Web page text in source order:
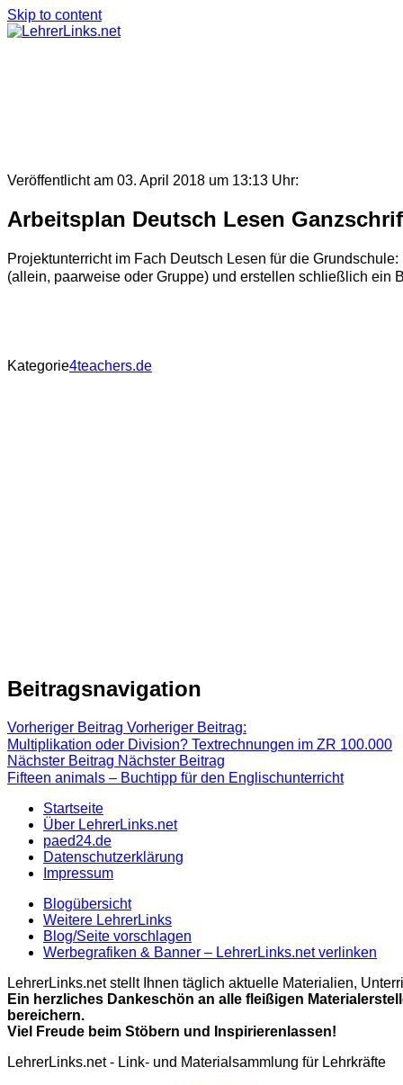
Skip to content
Veröffentlicht am 03. April 2018 um 13:13 Uhr:
Arbeitsplan Deutsch Lesen
Projektunterricht im Fach Deutsch Lesen für die
(allein, paarweise oder Gruppe) und erstellen schließlich ein
Kategorie4teachers.de
Beitragsnavigation
Vorheriger Beitrag Vorheriger Beitrag:
Multiplikation oder Division? Textrechnungen im ZR 100.000
Nächster Beitrag Nächster Beitrag
Fifteen animals – Buchtipp für den Englischunterricht
Startseite
Über LehrerLinks.net
paed24.de
Datenschutzerklärung
Impressum
Blogübersicht
Weitere LehrerLinks
Blog/Seite vorschlagen
Werbegrafiken & Banner – LehrerLinks.net verlinken
LehrerLinks.net stellt Ihnen täglich aktuelle Materialien,
Ein herzliches Dankeschön an alle fleißigen
bereichern.
Viel Freude beim Stöbern und Inspirierenlassen!
LehrerLinks.net - Link- und Materialsammlung für Lehrkräfte